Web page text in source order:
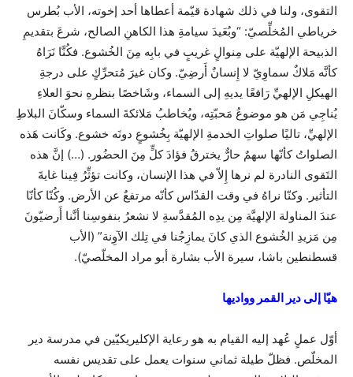
التقوى، ولنا في ذلك شهادة قيّمة أعطاها أحد إخوته، الأب بُطرس
خرياطي المُخلِّصيّ: “وبُعَيدَ سيامةِ هذا الكاهنِ الصالح، شرعَ بتقديمِ
الذبيحة الإلهيّة على مِنوالٍ غريبٍ في بابِه مِنَ الخُشوع. فكُنَّا نَرَاهُ
كأنَّه مَلاكٌ سماوِيّ لا إِنسانٌ أَرضِيّ. وكان غيرَ مُتحرِّكٍ على درجةِ
الهيكلِ الإلهيِّ رَافعًا يديهِ إلى السماء، وشَاخصًا بنظرهِ نحوَ العلاءِ
يُناجِي مَن هو موضوعُ مَحبّتِه، ويُخاطبُ مَلائكةَ السماء وسكّانَ البلاطِ
الإلهيِّ، تاليًا صلواتِ الخدمةِ الإلهيّة بِخُشوعٍ دونَه خشوع. وكَانت هَذه
الصلواتُ كأنّها سهمٌ حارٌّ يخترقُ فؤادَ كلٍّ مِنَ الحضُور. (…) إنَّ هذه
التَقوى النادرة لم نرها إِلاّ في هذا الإنسان، وكانت تؤثِّرُ فِينا غايةَ
التأثير. وكنّا نراهُ في وقت القدّاس كأنّه مرتفعٌ عن الأرض. وكُنّا كأنّا
عندَ المناولة الإلهيَّة مِن يدِه المُقدَّسةِ لا نشعرُ بنفوسِنا أنَّنا أَرضيّونَ
مِن مَزيدِ الخُشوع الذي كانَ يمازِجُنا في تِلك الآوِنة” (الأب
قسطنطين باشا، سيرة الأب بشارة أبو مراد المخلّصيّ).
هيّا إلى دير القمر وواديها
أوّل عملٍ عُهد إليه القيام به هو رعاية الإكليريكيّين في مدرسة دير
المخلّص. فظلّ طيلة ثماني سنوات يعمل على تقديس نفسه